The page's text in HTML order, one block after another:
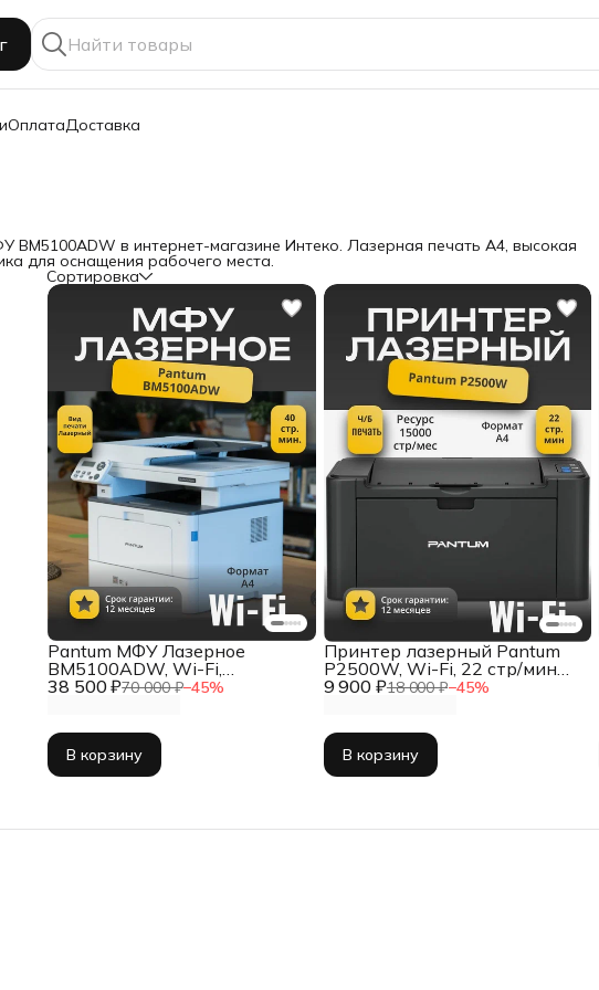
ОплатаДоставка
BM5100ADW в интернет-магазине Интеко. Лазерная печать A4, высокая
для оснащения рабочего места.
Сортировка
38 500 ₽70 000 ₽−45%
Pantum МФУ Лазерное
BM5100ADW, Wi-Fi,
A4,Ethernet (RJ-45), USB
В корзину
9 900 ₽18 000 ₽−45%
Принтер лазерный Pantum
P2500W, Wi-Fi, 22 стр/мин
(A4)
В корзину